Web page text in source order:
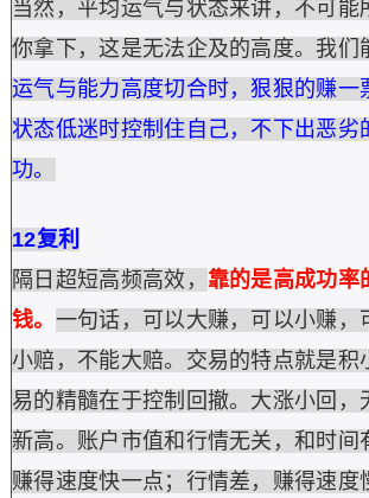
当然，平均运气与状态来讲，不可能
你拿下，这是无法企及的高度。我们
运气与能力高度切合时，狠狠的赚一
状态低迷时控制住自己，不下出恶劣
功。
12复利
隔日超短高频高效， 靠的是高成功率
钱。 一句话，可以大赚，可以小赚，
小赔，不能大赔。交易的特点就是积
易的精髓在于控制回撤。大涨小回，
新高。账户市值和行情无关，和时间
赚得速度快一点；行情差，赚得速度